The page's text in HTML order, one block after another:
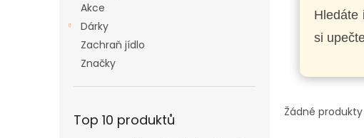
Akce
Dárky
Zachraň jídlo
Značky
Top 10 produktů
Hledáte
si
Žádné